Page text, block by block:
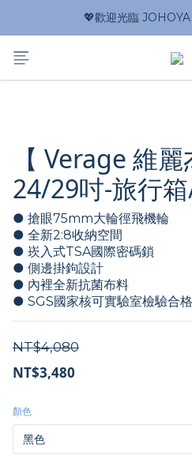
💖歡迎光臨
【 Verage 維
24/29吋-旅行
● 搶眼75mm大輪徑飛機輪
● 全新2:8收納空間
● 崁入式TSA國際密碼鎖
● 側邊掛鉤設計
● 內裡全新抗菌布料
● SGS國家核可實驗室檢驗合格
NT$4,080
NT$3,480
顏色